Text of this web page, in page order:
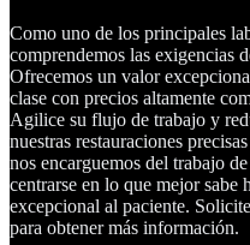
Como uno de los principales
comprendemos las exigencias
Ofrecemos un valor
clase con precios altamente
Agilice su flujo de trabajo y
nuestras restauraciones
nos encarguemos del trabajo
centrarse en lo que mejor sabe
excepcional al paciente.
para obtener más información.